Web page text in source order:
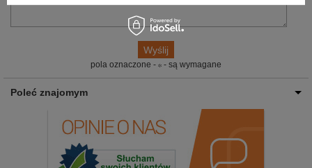
pola oznaczone - - są wymagane
Poleć znajomym